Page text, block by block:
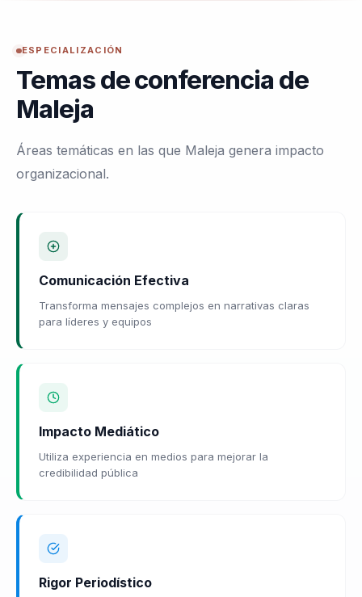
ESPECIALIZACIÓN
Temas de conferencia de
Maleja
Áreas temáticas en las que Maleja genera impacto
organizacional.
Comunicación Efectiva
Transforma mensajes complejos en narrativas claras
para líderes y equipos
Impacto Mediático
Utiliza experiencia en medios para mejorar la
credibilidad pública
Rigor Periodístico